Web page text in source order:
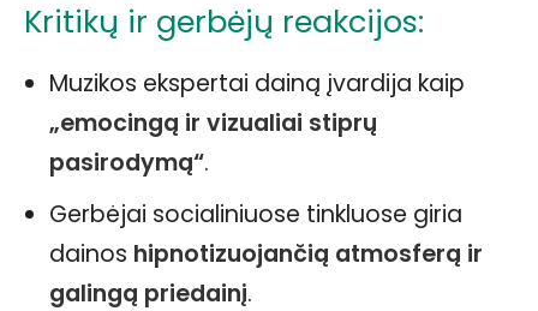
Kritikų ir gerbėjų reakcijos:
Muzikos ekspertai dainą įvardija kaip
„emocingą ir vizualiai stiprų
pasirodymą“.
Gerbėjai socialiniuose tinkluose giria
dainos hipnotizuojančią atmosferą ir
galingą priedainį.